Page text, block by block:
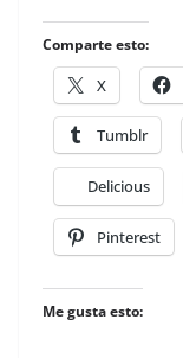
Comparte esto:
X
Tumblr
Delicious
Pinterest
Me gusta esto: